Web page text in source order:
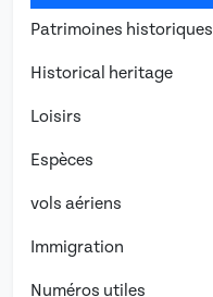
Patrimoines historiques
Historical heritage
Loisirs
Espèces
vols aériens
Immigration
Numéros utiles